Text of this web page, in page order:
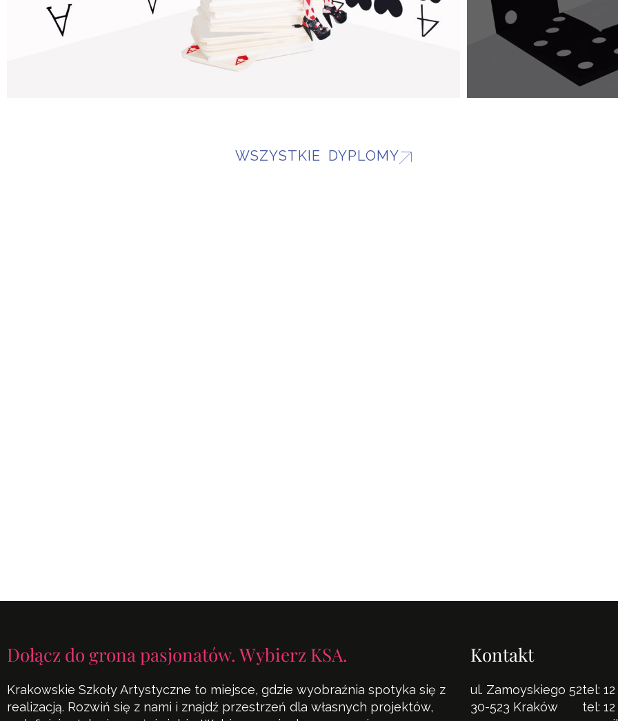
WSZYSTKIE DYPLOMY
Dołącz do grona pasjonatów. Wybierz KSA.
Krakowskie Szkoły Artystyczne to miejsce, gdzie wyobraźnia spotyka się z
realizacją. Rozwiń się z nami i znajdź przestrzeń dla własnych projektów,
Kontakt
ul. Zamoyskiego 52
30-523 Kraków
tel:
tel: